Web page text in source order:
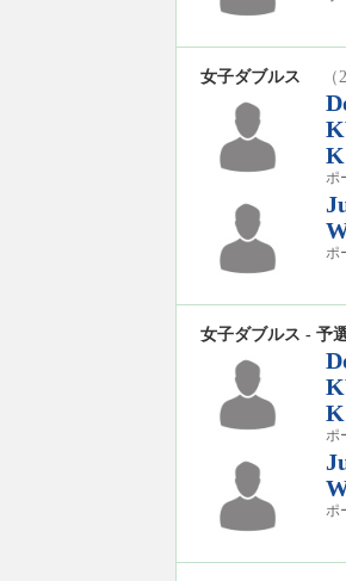
女子ダブルス
K
ポ
ポ
女子ダブルス - 予
K
ポ
ポ